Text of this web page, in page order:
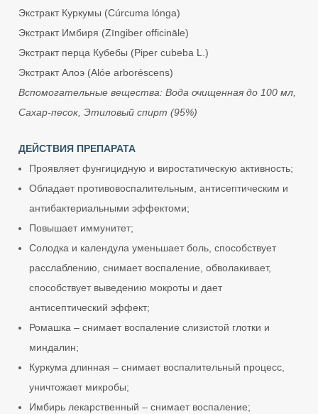
Экстракт Куркумы (Cúrcuma lónga)
Экстракт Имбиря (Zīngiber officināle)
Экстракт перца Кубебы (Piper cubeba L.)
Экстракт Алоэ (Alóe arboréscens)
Вспомогательные вещества: Вода очищенная до 100 мл,
Сахар-песок, Этиловый спирт (95%)
ДЕЙСТВИЯ ПРЕПАРАТА
Проявляет фунгицидную и виростатическую активность;
Обладает противовоспалительным, антисептическим и
антибактериальными эффектоми;
Повышает иммунитет;
Солодка и календула уменьшает боль, способствует
расслаблению, снимает воспаление, обволакивает,
способствует выведению мокроты и дает
антисептический эффект;
Ромашка – снимает воспаление слизистой глотки и
миндалин;
Куркума длинная – снимает воспалительный процесс,
уничтожает микробы;
Имбирь лекарственный – снимает воспаление;